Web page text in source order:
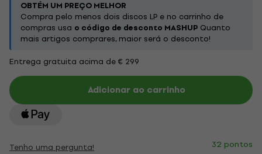
OBTÉM UM PREÇO MELHOR
Compra pelo menos dois discos LP e no carrinho de
compras usa o código de desconto MASHUP Quanto
mais artigos comprares, maior será o desconto!
Entrega gratuita acima de € 299
Adicionar ao carrinho
Tenho uma pergunta! 32 pontos